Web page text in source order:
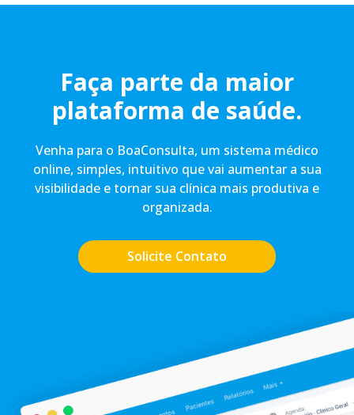
Faça parte da maior
plataforma de saúde.
Venha para o BoaConsulta, um sistema médico
online, simples, intuitivo que vai aumentar a sua
visibilidade e tornar sua clínica mais produtiva e
organizada.
Solicite Contato